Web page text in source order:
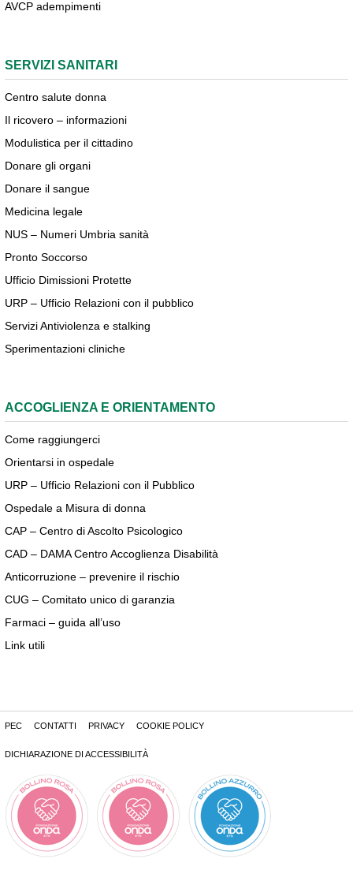
AVCP adempimenti
SERVIZI SANITARI
Centro salute donna
Il ricovero – informazioni
Modulistica per il cittadino
Donare gli organi
Donare il sangue
Medicina legale
NUS – Numeri Umbria sanità
Pronto Soccorso
Ufficio Dimissioni Protette
URP – Ufficio Relazioni con il pubblico
Servizi Antiviolenza e stalking
Sperimentazioni cliniche
ACCOGLIENZA E ORIENTAMENTO
Come raggiungerci
Orientarsi in ospedale
URP – Ufficio Relazioni con il Pubblico
Ospedale a Misura di donna
CAP – Centro di Ascolto Psicologico
CAD – DAMA Centro Accoglienza Disabilità
Anticorruzione – prevenire il rischio
CUG – Comitato unico di garanzia
Farmaci – guida all’uso
Link utili
PEC CONTATTI PRIVACY COOKIE POLICY
DICHIARAZIONE DI ACCESSIBILITÀ